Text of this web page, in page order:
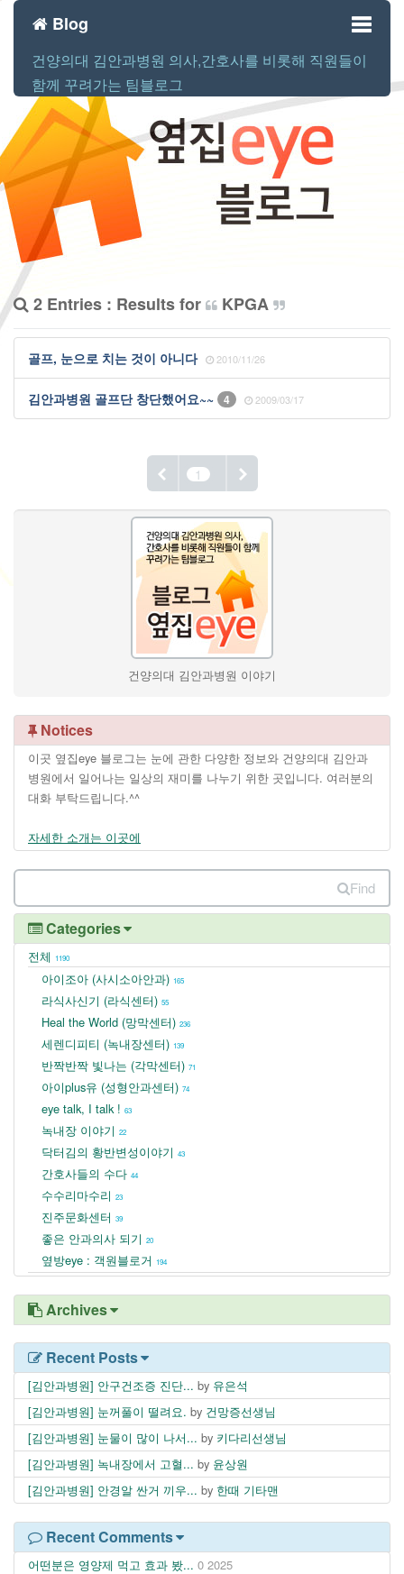
Toggle
Blog
건양의대 김안과병원 의사,간호사를 비롯해 직원들이
함께 꾸려가는 팀블로그
2 Entries : Results for KPGA
골프, 눈으로 치는 것이 아니다 2010/11/26
김안과병원 골프단 창단했어요~~ 4 2009/03/17
1
건양의대 김안과병원 이야기
Notices
이곳 옆집eye 블로그는 눈에 관한 다양한 정보와 건양의대 김안과
병원에서 일어나는 일상의 재미를 나누기 위한 곳입니다. 여러분의
대화 부탁드립니다.^^
자세한 소개는 이곳에
Find
Categories
전체 1190
아이조아 (사시소아안과) 165
라식사신기 (라식센터) 55
Heal the World (망막센터) 236
세렌디피티 (녹내장센터) 139
반짝반짝 빛나는 (각막센터) 71
아이plus유 (성형안과센터) 74
eye talk, I talk ! 63
녹내장 이야기 22
닥터김의 황반변성이야기 43
간호사들의 수다 44
수수리마수리 23
진주문화센터 39
좋은 안과의사 되기 20
옆방eye : 객원블로거 194
Archives
Recent Posts
[김안과병원] 안구건조증 진단... by 유은석
[김안과병원] 눈꺼풀이 떨려요. by 건망증선생님
[김안과병원] 눈물이 많이 나서... by 키다리선생님
[김안과병원] 녹내장에서 고혈... by 윤상원
[김안과병원] 안경알 싼거 끼우... by 한때 기타맨
Recent Comments
어떤분은 영양제 먹고 효과 봤... 0 2025